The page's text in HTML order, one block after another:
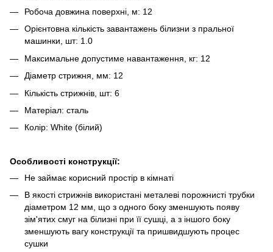
Робоча довжина поверхні, м: 12
Орієнтовна кількість завантажень білизни з пральної
машинки, шт: 1.0
Максимальне допустиме навантаження, кг: 12
Діаметр стрижня, мм: 12
Кількість стрижнів, шт: 6
Матеріал: сталь
Колір: White (білий)
Особливості конструкції:
Не займає корисний простір в кімнаті
В якості стрижнів використані металеві порожнисті трубки
діаметром 12 мм, що з одного боку зменшують появу
зім'ятих смуг на білизні при її сушці, а з іншого боку
зменшують вагу конструкції та пришвидшують процес
сушки